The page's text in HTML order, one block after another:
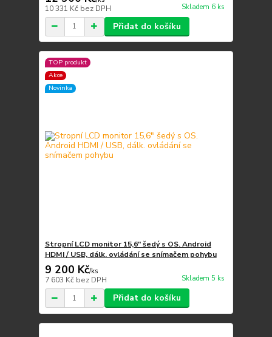
10 331 Kč bez DPH Skladem 6 ks
Přidat do košíku
TOP produkt
Akce
Novinka
Stropní LCD monitor 15,6" šedý s OS. Android
HDMI / USB, dálk. ovládání se snímačem pohybu
9 200 Kč/ks
7 603 Kč bez DPH Skladem 5 ks
Přidat do košíku